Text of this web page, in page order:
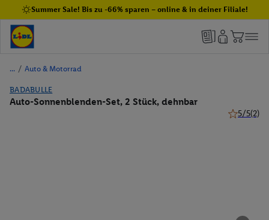
Summer Sale! Bis zu -66% sparen – online & in deiner Filiale!
/ Auto & Motorrad
BADABULLE
Auto-Sonnenblenden-Set, 2 Stück, dehnbar
5/5(2)